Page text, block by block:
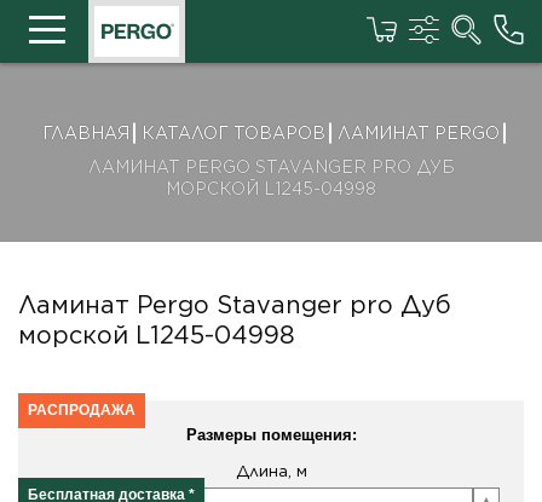
ГЛАВНАЯ КАТАЛОГ ТОВАРОВ
ЛАМИНАТ PERGO
ЛАМИНАТ PERGO STAVANGER PRO ДУБ
МОРСКОЙ L1245-04998
Ламинат Pergo Stavanger pro Дуб
морской L1245-04998
РАСПРОДАЖА
Бесплатная доставка *
Размеры помещения:
Длина, м